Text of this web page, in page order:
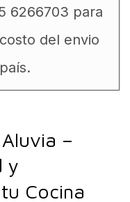
6266703 para
del envio
–
y
Cocina